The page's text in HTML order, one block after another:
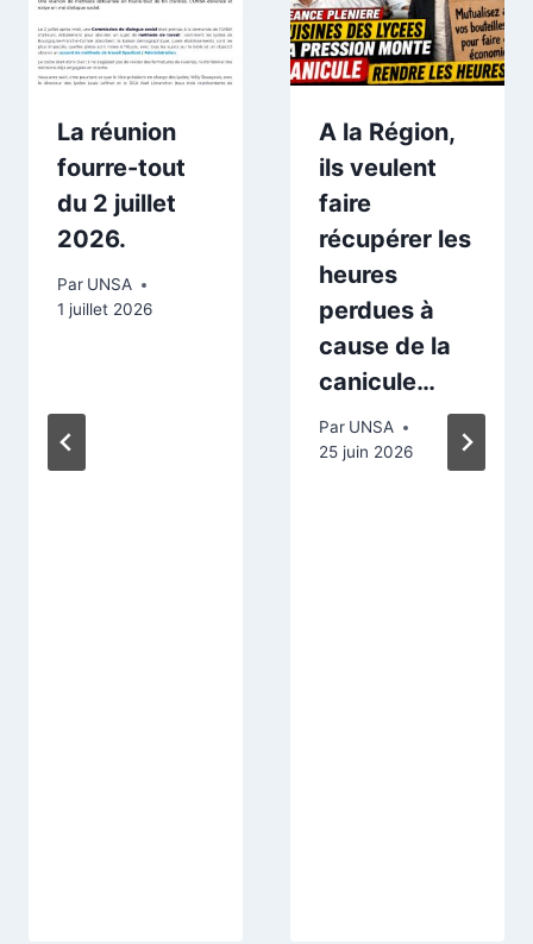
La réunion
fourre-tout
du 2 juillet
2026.
Par UNSA
1 juillet 2026
A la Région,
ils veulent
faire
récupérer les
heures
perdues à
cause de la
canicule…
Par UNSA
25 juin 2026